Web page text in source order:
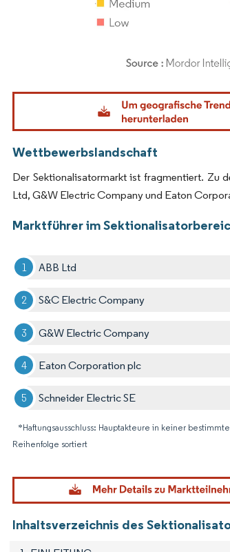
Bild © Mordor Intelligence. Wiederverwendung erfordert
Wettbewerbslandschaft
Der Sektionalisatormarkt ist fragmentiert. Zu
Ltd, G&W Electric Company und Eaton
Marktführer im
ABB Ltd
S&C Electric Company
G&W Electric Company
Eaton Corporation plc
Schneider Electric SE
*Haftungsausschluss: Hauptakteure in keiner
Reihenfolge sortiert
Inhaltsverzeichnis des